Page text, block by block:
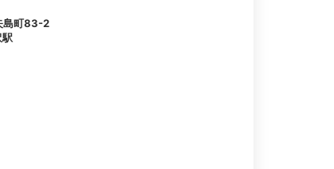
島町83-2
駅